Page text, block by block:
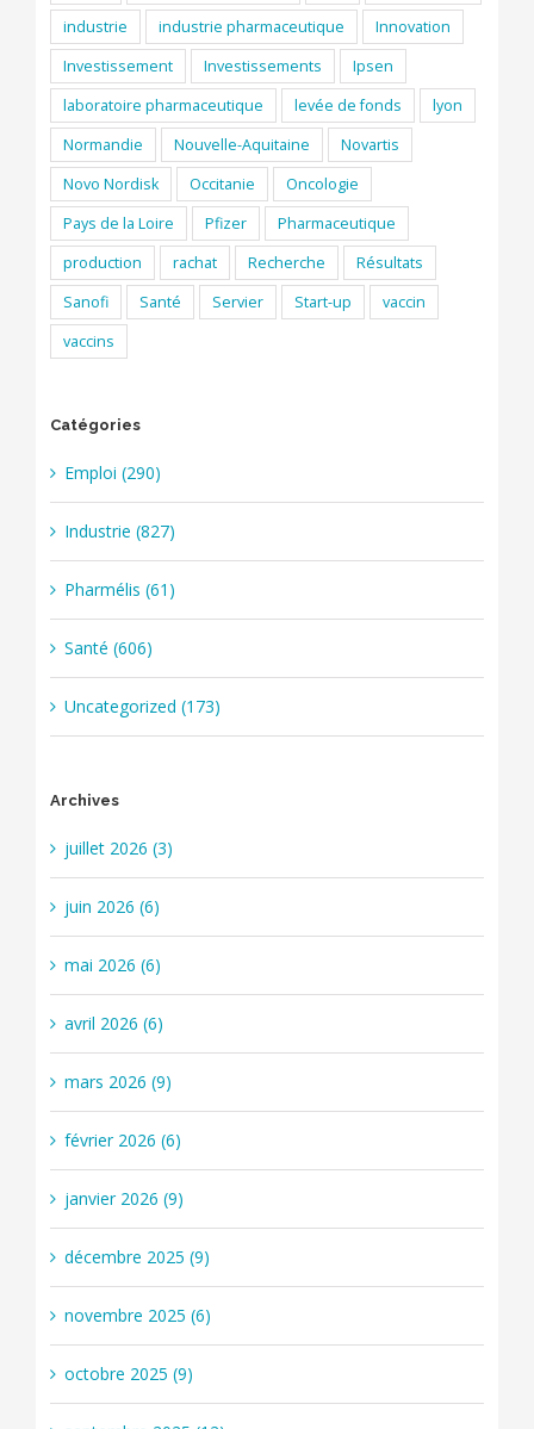
industrie
industrie pharmaceutique
Innovation
Investissement
Investissements
Ipsen
laboratoire pharmaceutique
levée de fonds
lyon
Normandie
Nouvelle-Aquitaine
Novartis
Novo Nordisk
Occitanie
Oncologie
Pays de la Loire
Pfizer
Pharmaceutique
production
rachat Recherche
Résultats
Sanofi
Santé Servier Start-up
vaccin
vaccins
Catégories
Emploi (290)
Industrie (827)
Pharmélis (61)
Santé (606)
Uncategorized (173)
Archives
juillet 2026 (3)
juin 2026 (6)
mai 2026 (6)
avril 2026 (6)
mars 2026 (9)
février 2026 (6)
janvier 2026 (9)
décembre 2025 (9)
novembre 2025 (6)
octobre 2025 (9)